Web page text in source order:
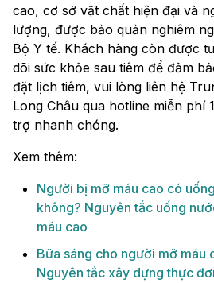
cao, cơ sở vật chất hiện đại và
lượng, được bảo quản nghiêm
Bộ Y tế. Khách hàng còn được
dõi sức khỏe sau tiêm để đảm
đặt lịch tiêm, vui lòng liên hệ
Long Châu qua hotline miễn phí
trợ nhanh chóng.
Xem thêm:
Người bị mỡ máu cao có
không? Nguyên tắc uống
máu cao
Bữa sáng cho người mỡ máu
Nguyên tắc xây dựng thực